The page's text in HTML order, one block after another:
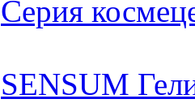
Серия
SENSUM